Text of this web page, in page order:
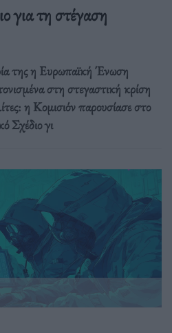
για τη στέγαση
της η Ευρωπαϊκή Ένωση
στη στεγαστική κρίση
η Κομισιόν παρουσίασε στο
Σχέδιο γι